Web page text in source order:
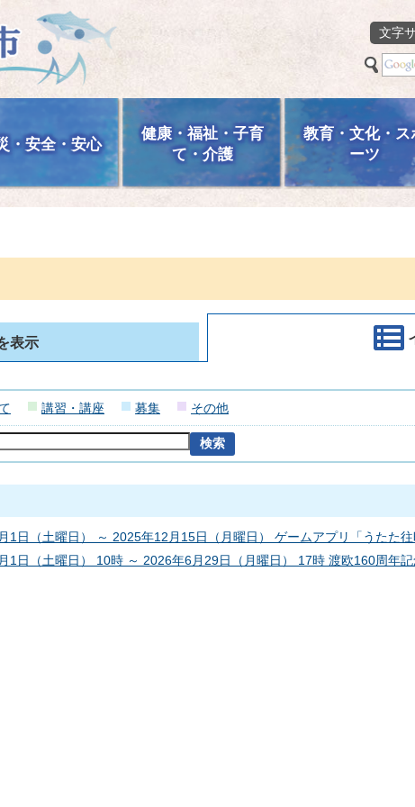
文字
・安全・安心
健康・福祉・子育
て・介護
教育・文化・ス
ーツ
表示
講習・講座 募集 その他
1日（土曜日） ～ 2025年12月15日（月曜日） ゲームアプリ「うたた
1日（土曜日） 10時 ～ 2026年6月29日（月曜日） 17時 渡欧160周年